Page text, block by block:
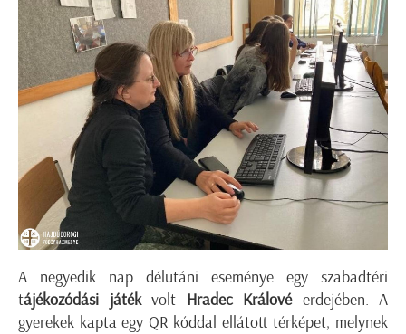
A negyedik nap délutáni eseménye egy szabadtéri
tájékozódási játék volt Hradec Králové erdejében. A
gyerekek kapta egy QR kóddal ellátott térképet, melynek